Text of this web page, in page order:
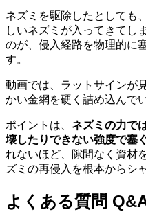
ネズミを駆除したとしても
しいネズミが入ってきてし
のが、侵入経路を物理的に
す。
動画では、ラットサインが
かい金網を硬く詰め込んで
ポイントは、 ネズミの力で
壊したりできない強度で塞
れないほど、隙間なく資材
ズミの再侵入を根本からシ
よくある質問